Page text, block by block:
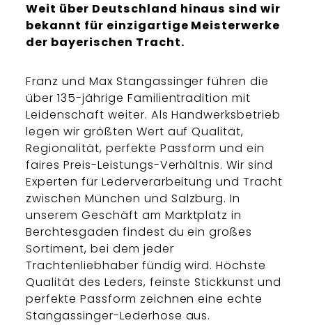
Weit über Deutschland hinaus sind wir
bekannt für einzigartige Meisterwerke
der bayerischen Tracht.
Franz und Max Stangassinger führen die
über 135-jährige Familientradition mit
Leidenschaft weiter. Als Handwerksbetrieb
legen wir größten Wert auf Qualität,
Regionalität, perfekte Passform und ein
faires Preis-Leistungs-Verhältnis. Wir sind
Experten für Lederverarbeitung und Tracht
zwischen München und Salzburg. In
unserem Geschäft am Marktplatz in
Berchtesgaden findest du ein großes
Sortiment, bei dem jeder
Trachtenliebhaber fündig wird. Höchste
Qualität des Leders, feinste Stickkunst und
perfekte Passform zeichnen eine echte
Stangassinger-Lederhose aus.